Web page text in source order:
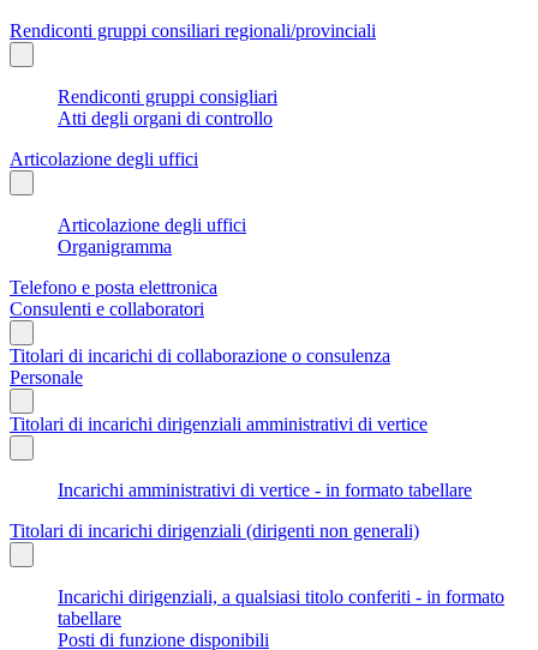
Rendiconti gruppi consiliari regionali/provinciali
Rendiconti gruppi consigliari
Atti degli organi di controllo
Articolazione degli uffici
Articolazione degli uffici
Organigramma
Telefono e posta elettronica
Consulenti e collaboratori
Titolari di incarichi di collaborazione o consulenza
Personale
Titolari di incarichi dirigenziali amministrativi di vertice
Incarichi amministrativi di vertice - in formato tabellare
Titolari di incarichi dirigenziali (dirigenti non generali)
Incarichi dirigenziali, a qualsiasi titolo conferiti - in formato
tabellare
Posti di funzione disponibili